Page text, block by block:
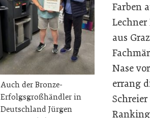
Auch der Bronze-
Erfolgsgroßhändler in
Deutschland Jürgen
Farben
aus
Nase
errang